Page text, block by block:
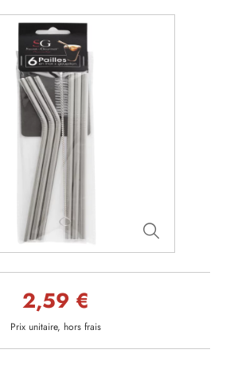
2,59 €
Prix unitaire, hors frais